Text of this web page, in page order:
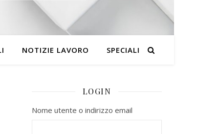
NOTIZIE LAVORO SPECIALI
LOGIN
Nome utente o indirizzo email